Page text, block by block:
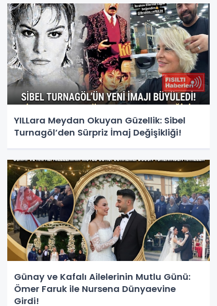
YILLara Meydan Okuyan Güzellik: Sibel
Turnagöl’den Sürpriz İmaj Değişikliği!
Günay ve Kafalı Ailelerinin Mutlu Günü:
Ömer Faruk ile Nursena Dünyaevine
Girdi!